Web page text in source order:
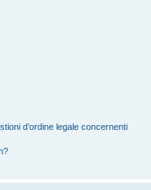
d’ordine legale concernenti